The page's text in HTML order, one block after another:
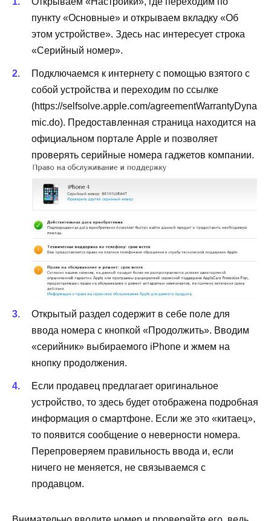
пункту «Основные» и открываем вкладку «Об
этом устройстве». Здесь нас интересует строка
«Серийный номер».
Подключаемся к интернету с помощью взятого с
собой устройства и переходим по ссылке
(https://selfsolve.apple.com/agreementWarrantyDyna
mic.do). Предоставленная страница находится на
официальном портале Apple и позволяет
проверять серийные номера гаджетов компании.
Открытый раздел содержит в себе поле для
ввода номера с кнопкой «Продолжить». Вводим
«серийник» выбираемого iPhone и жмем на
кнопку продолжения.
Если продавец предлагает оригинальное
устройство, то здесь будет отображена подробная
информация о смартфоне. Если же это «китаец»,
то появится сообщение о неверности номера.
Перепроверяем правильность ввода и, если
ничего не меняется, не связываемся с
продавцом.